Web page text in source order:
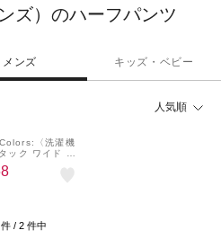
ズ）のハーフパンツ
メンズ キッズ・ベビー
人気順
〈洗濯機
ック ワイド シ
件 / 2 件中